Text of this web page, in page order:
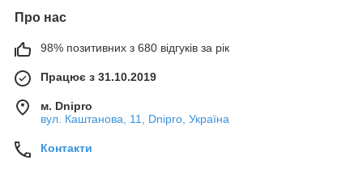
Про нас
98% позитивних з 680 відгуків за рік
Працює з 31.10.2019
м. Dnipro
вул. Каштанова, 11, Dnipro, Україна
Контакти